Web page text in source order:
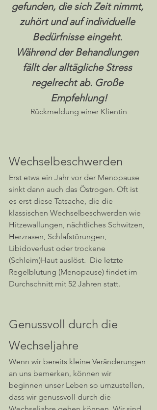
gefunden, die sich Zeit nimmt,
zuhört und auf individuelle
Bedürfnisse eingeht.
Während der Behandlungen
fällt der alltägliche Stress
regelrecht ab. Große
Empfehlung!
Rückmeldung einer Klientin
Wechselbeschwerden
Erst etwa ein Jahr vor der Menopause
sinkt dann auch das Östrogen. Oft ist
es erst diese Tatsache, die die
klassischen Wechselbeschwerden wie
Hitzewallungen, nächtliches Schwitzen,
Herzrasen, Schlafstörungen,
Libidoverlust oder trockene
(Schleim)Haut auslöst.  Die letzte
Regelblutung (Menopause) findet im
Durchschnitt mit 52 Jahren statt.
Genussvoll durch die
Wechseljahre
Wenn wir bereits kleine Veränderungen
an uns bemerken, können wir
beginnen unser Leben so umzustellen,
dass wir genussvoll durch die